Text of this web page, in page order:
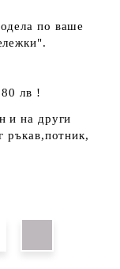
по ваше
лв !
и на други
ръкав,потник,